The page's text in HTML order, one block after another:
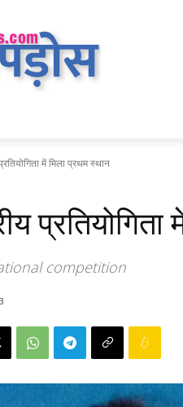
में मिला प्रथम स्थान
competition